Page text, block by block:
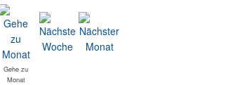
Gehe zu
Monat